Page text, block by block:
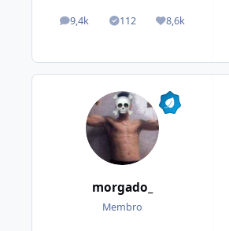
9,4k
posts 112
Tópicos solucionados
8,6k
Reputação
morgado_
Membro